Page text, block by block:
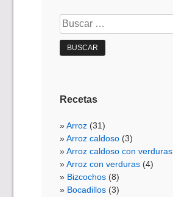
Buscar:
Recetas
Arroz (31)
Arroz caldoso (3)
Arroz caldoso con verduras
Arroz con verduras (4)
Bizcochos (8)
Bocadillos (3)